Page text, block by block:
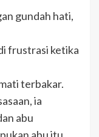
gundah hati,
frustrasi ketika
terbakar.
ia
abu